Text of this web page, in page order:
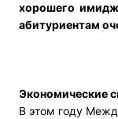
хорошего
абитуриентам
Экономические
В этом году